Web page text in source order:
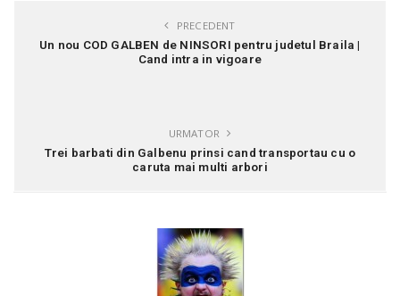
PRECEDENT
Un nou COD GALBEN de NINSORI pentru judetul Braila |
Cand intra in vigoare
URMATOR
Trei barbati din Galbenu prinsi cand transportau cu o
caruta mai multi arbori